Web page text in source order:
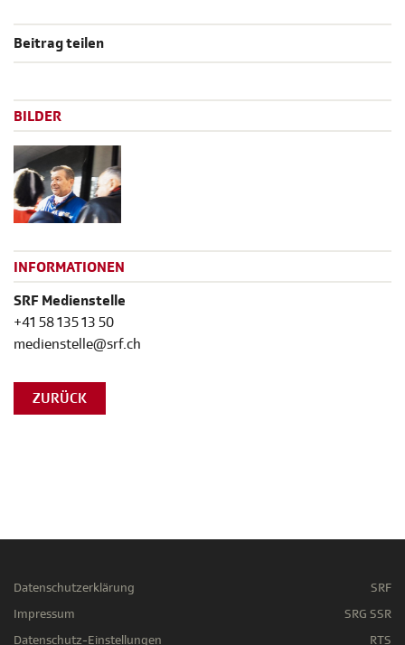
Beitrag teilen
BILDER
INFORMATIONEN
SRF Medienstelle
+41 58 135 13 50
medienstelle@srf.ch
ZURÜCK
Datenschutzerklärung
Impressum
Datenschutz-Einstellungen
SRF
SRG SSR
RTS